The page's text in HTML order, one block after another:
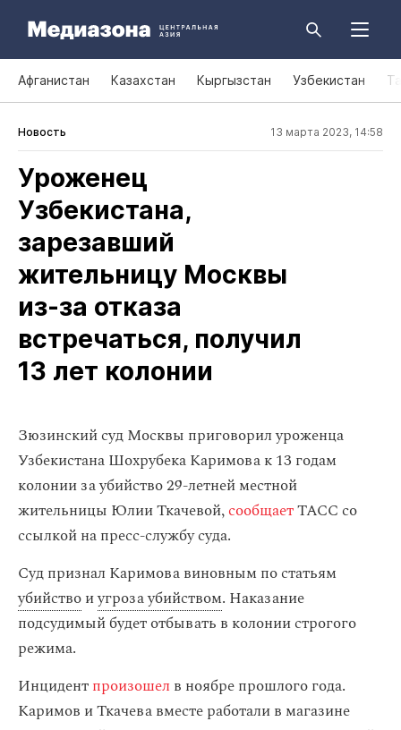
Афганистан Казахстан Кыргызстан Узбекистан
Новость 13 марта 2023, 14:58
Уроженец
Узбекистана,
зарезавший
жительницу Москвы
из‑за отказа
встречаться, получил
13 лет колонии
Зюзинский суд Москвы приговорил уроженца
Узбекистана Шохрубека Каримова к 13 годам
колонии за убийство 29-летней местной
жительницы Юлии Ткачевой,сообщаетТАСС со
ссылкой на пресс-службу суда.
Суд признал Каримова виновным по статьям
убийствоиугроза убийством. Наказание
подсудимый будет отбывать в колонии строгого
режима.
Инцидентпроизошел в ноябре прошлого года.
Каримов и Ткачева вместе работали в магазине